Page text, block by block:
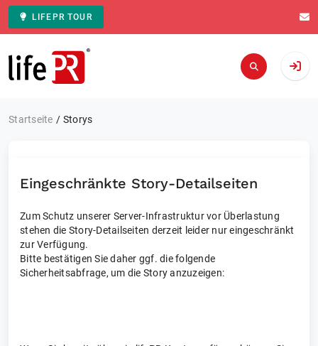
LIFEPR TOUR
Zur Startseite
Startseite Storys
Eingeschränkte Story-Detailseiten
Zum Schutz unserer Server-Infrastruktur vor Überlastung
stehen die Story-Detailseiten derzeit leider nur eingeschränkt
zur Verfügung.
Bitte bestätigen Sie daher ggf. die folgende
Sicherheitsabfrage, um die Story anzuzeigen: